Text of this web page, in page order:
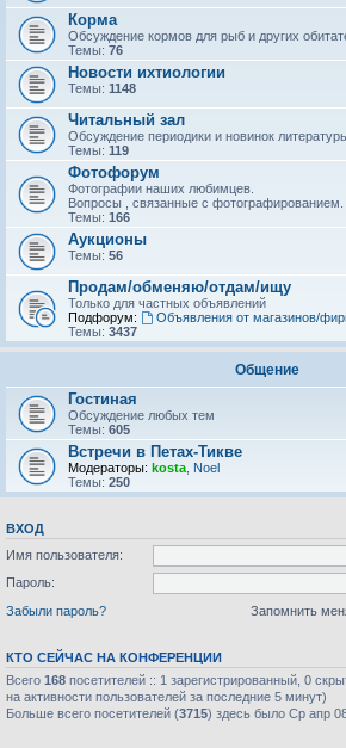
Корма
Обсуждение кормов для рыб и других
Темы: 76
Новости ихтиологии
Темы: 1148
Читальный зал
Обсуждение периодики и новинок
Темы: 119
Фотофорум
Фотографии наших любимцев.
Вопросы , связанные с фотографированием.
Темы: 166
Аукционы
Темы: 56
Продам/обменяю/отдам/ищу
Только для частных объявлений
Подфорум:
Объявления от магазинов/
Темы: 3437
Общение
Гостиная
Обсуждение любых тем
Темы: 605
Встречи в Петах-Тикве
Модераторы: kosta Noel
Темы: 250
ВХОД
Имя пользователя:
Пароль:
Забыли пароль?
Запомнить
КТО СЕЙЧАС НА КОНФЕРЕНЦИИ
Всего 168 посетителей :: 1 зарегистрированный, 0
на активности пользователей за последние 5 минут)
Больше всего посетителей (3715) здесь было Ср апр